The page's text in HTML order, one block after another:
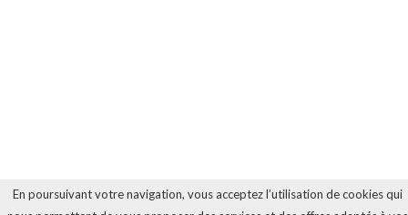
En poursuivant votre navigation, vous acceptez l’utilisation de cookies qui